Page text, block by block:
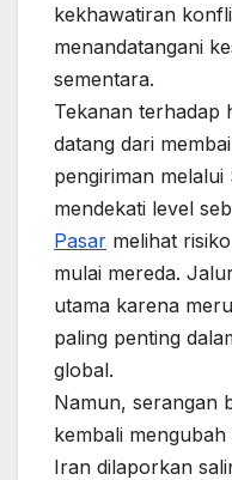
kekhawatiran
menandatangani
sementara.
Tekanan terhadap
datang dari
pengiriman
mendekati level
Pasar melihat
mulai mereda.
utama karena
paling penting
global.
Namun, serangan
kembali mengubah
Iran dilaporkan